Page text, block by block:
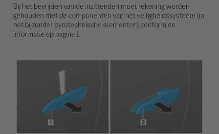
Bij het bevrijden van de inzittenden moet rekening worden
gehouden met de componenten van het veiligheidssysteem (in
het bijzonder pyrotechnische elementen) conform de
informatie op pagina 1.